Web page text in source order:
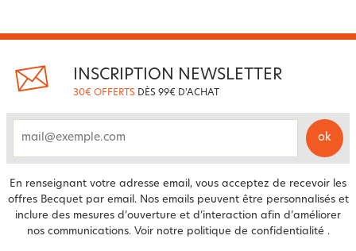
INSCRIPTION NEWSLETTER
30€ OFFERTS DÈS 99€ D'ACHAT
ok
En renseignant votre adresse email, vous acceptez de recevoir les
offres Becquet par email. Nos emails peuvent être personnalisés et
inclure des mesures d’ouverture et d’interaction afin d’améliorer
nos communications. Voir notre politique de confidentialité .